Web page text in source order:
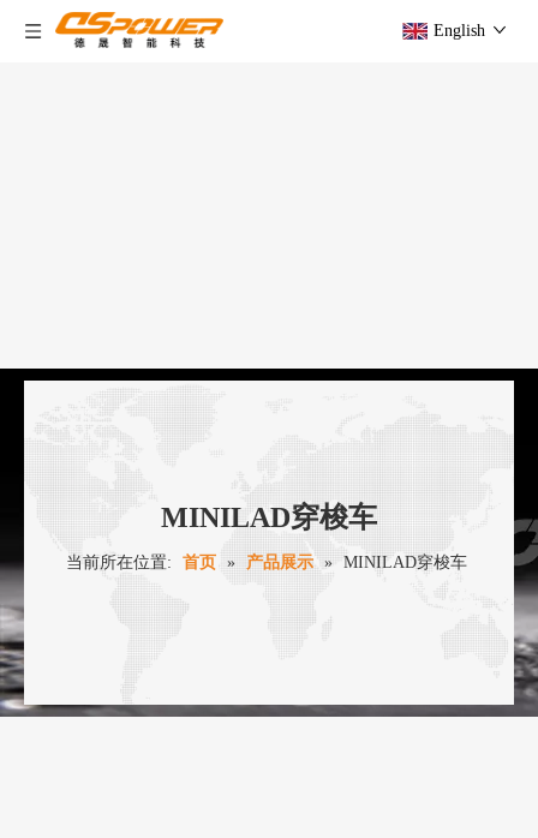
English
MINILAD穿梭车
当前所在位置: 首页 » 产品展示 » MINILAD穿梭车